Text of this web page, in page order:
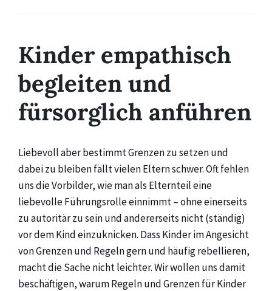
Kinder empathisch
begleiten und
fürsorglich anführen
Liebevoll aber bestimmt Grenzen zu setzen und
dabei zu bleiben fällt vielen Eltern schwer. Oft fehlen
uns die Vorbilder, wie man als Elternteil eine
liebevolle Führungsrolle einnimmt – ohne einerseits
zu autoritär zu sein und andererseits nicht (ständig)
vor dem Kind einzuknicken. Dass Kinder im Angesicht
von Grenzen und Regeln gern und häufig rebellieren,
macht die Sache nicht leichter. Wir wollen uns damit
beschäftigen, warum Regeln und Grenzen für Kinder